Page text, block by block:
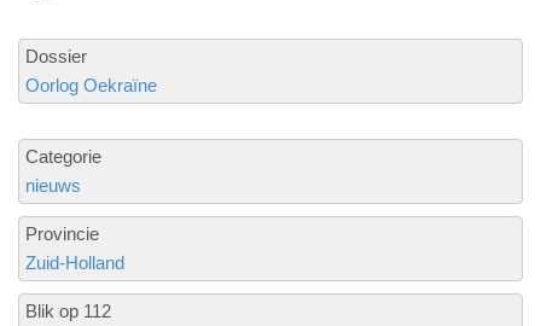
Dossier
Oorlog Oekraïne
Categorie
nieuws
Provincie
Zuid-Holland
Blik op 112